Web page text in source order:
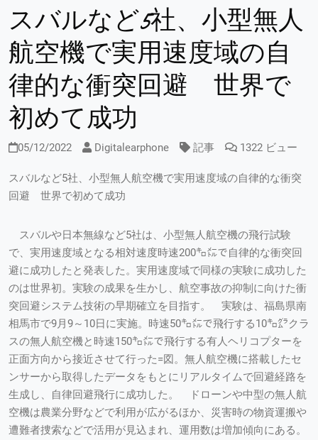
スバルなど5社、小型無人
航空機で実用速度域の自
律的な衝突回避 世界で
初めて成功
05/12/2022 Digitalearphone 記事 1322 ビュー
スバルなど5社、小型無人航空機で実用速度域の自律的な衝突
回避 世界で初めて成功
スバルや日本無線など5社は、小型無人航空機の飛行試験
で、実用速度域となる相対速度時速200㌔㍍で自律的な衝突回
避に成功したと発表した。実用速度域で同様の実験に成功した
のは世界初。実験の成果を生かし、航空事故の抑制に向けた衝
突回避システム技術の早期確立を目指す。 実験は、福島県南
相馬市で9月9～10日に実施。時速50㌔㍍で飛行する10㌔㌘クラ
スの無人航空機と時速150㌔㍍で飛行する有人ヘリコプターを
正面方向から接近させて行った=図。無人航空機に搭載したセ
ンサーから取得したデータをもとにリアルタイムで回避経路を
生成し、自律回避飛行に成功した。 ドローンや中型の無人航
空機は農業分野などで利用が広がるほか、災害時の物資運搬や
遭難者捜索などで活用が見込まれ、運用数は増加傾向にある。